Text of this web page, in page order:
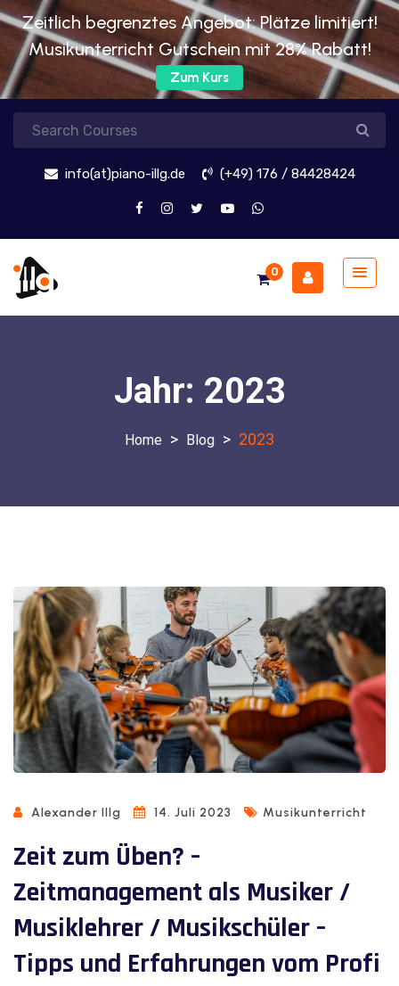
Zeitlich begrenztes Angebot: Plätze limitiert!
Musikunterricht Gutschein mit 28% Rabatt!
Zum Kurs
info(at)piano-illg.de (+49) 176 / 84428424
0
Jahr: 2023
> Blog > 2023
Alexander Illg 14. Juli 2023 Musikunterricht
Zeit zum Üben? –
Zeitmanagement als Musiker /
Musiklehrer / Musikschüler –
Tipps und Erfahrungen vom Profi